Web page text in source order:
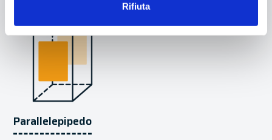
Rifiuta
Parallelepipedo